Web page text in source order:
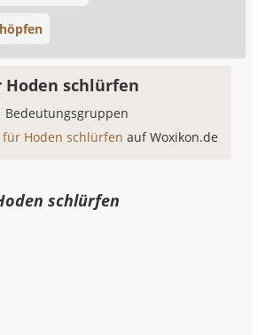
Hoden schlürfen
Bedeutungsgruppen
für Hoden schlürfenauf Woxikon.de
schlürfen